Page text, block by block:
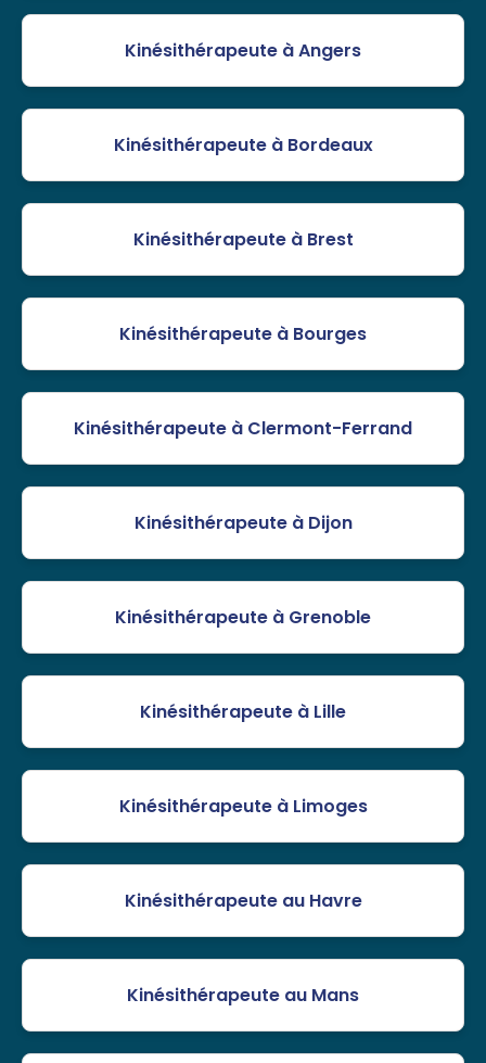
Kinésithérapeute à Angers
Kinésithérapeute à Bordeaux
Kinésithérapeute à Brest
Kinésithérapeute à Bourges
Kinésithérapeute à Clermont-Ferrand
Kinésithérapeute à Dijon
Kinésithérapeute à Grenoble
Kinésithérapeute à Lille
Kinésithérapeute à Limoges
Kinésithérapeute au Havre
Kinésithérapeute au Mans